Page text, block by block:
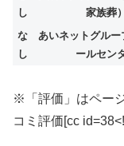
し
家族葬）
な
し
あいネットグルー
ールセン
※「評価」はペー
コミ評価[cc